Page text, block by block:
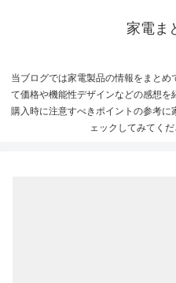
家電ま
当ブログでは家電製品の情報をまと
て価格や機能性デザインなどの感想
購入時に注意すべきポイントの参考
ェックしてみてく